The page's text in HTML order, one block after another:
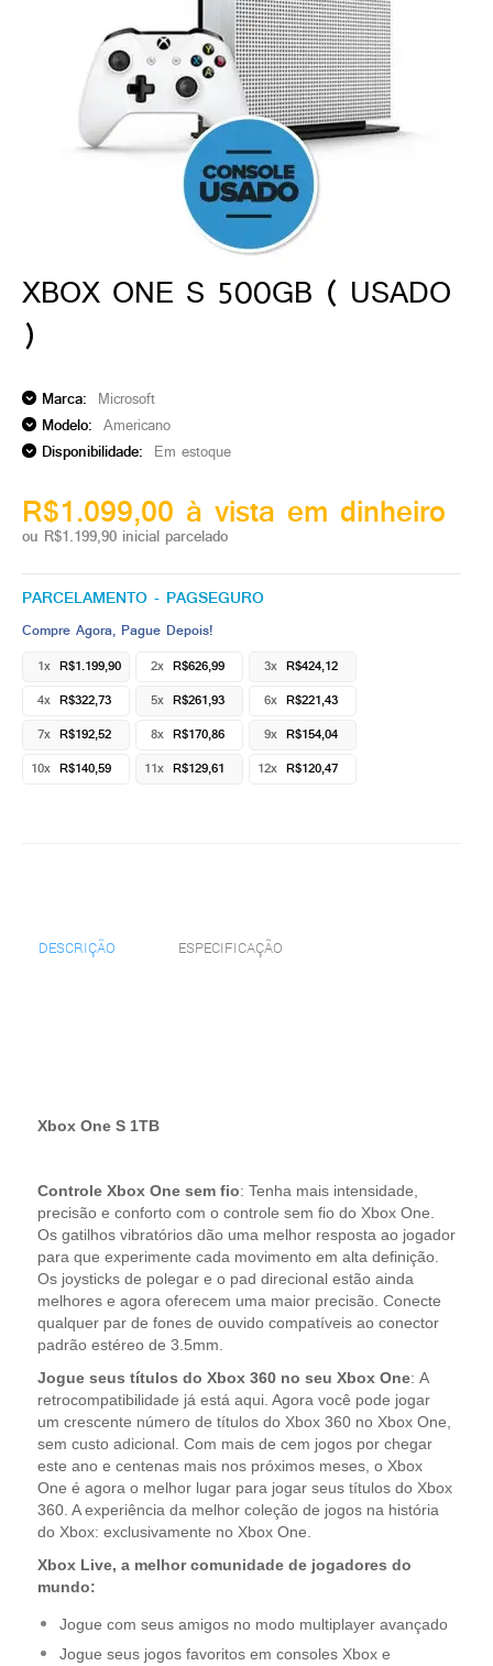
XBOX ONE S 500GB ( USADO
)
Marca: Microsoft
Modelo: Americano
Disponibilidade: Em estoque
R$1.099,00 à vista em dinheiro
ou R$1.199,90 inicial parcelado
PARCELAMENTO - PAGSEGURO
Compre Agora, Pague Depois!
1x R$1.199,90 2x R$626,99 3x R$424,12
4x R$322,73 5x R$261,93 6x R$221,43
7x R$192,52 8x R$170,86 9x R$154,04
10x R$140,59 11x R$129,61 12x R$120,47
DESCRIÇÃO ESPECIFICAÇÃO
Xbox One S 1TB
Controle Xbox One sem fio: Tenha mais intensidade,
precisão e conforto com o controle sem fio do Xbox One.
Os gatilhos vibratórios dão uma melhor resposta ao jogador
para que experimente cada movimento em alta definição.
Os joysticks de polegar e o pad direcional estão ainda
melhores e agora oferecem uma maior precisão. Conecte
qualquer par de fones de ouvido compatíveis ao conector
padrão estéreo de 3.5mm.
Jogue seus títulos do Xbox 360 no seu Xbox One: A
retrocompatibilidade já está aqui. Agora você pode jogar
um crescente número de títulos do Xbox 360 no Xbox One,
sem custo adicional. Com mais de cem jogos por chegar
este ano e centenas mais nos próximos meses, o Xbox
One é agora o melhor lugar para jogar seus títulos do Xbox
360. A experiência da melhor coleção de jogos na história
do Xbox: exclusivamente no Xbox One.
Xbox Live, a melhor comunidade de jogadores do
mundo:
Jogue com seus amigos no modo multiplayer avançado
Jogue seus jogos favoritos em consoles Xbox e